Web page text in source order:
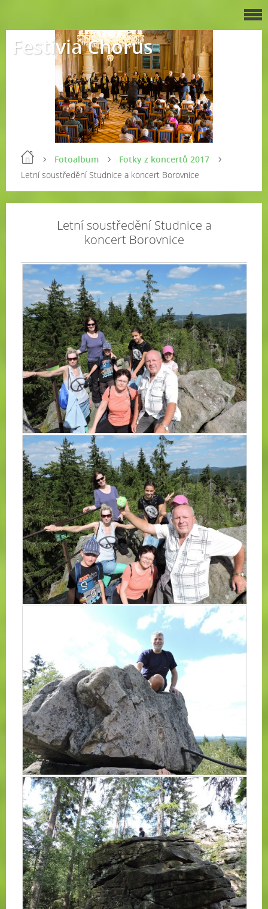
Festivia Chorus
Fotoalbum
Fotky z koncertů 2017
Letní soustředění Studnice a koncert Borovnice
Letní soustředění Studnice a
koncert Borovnice